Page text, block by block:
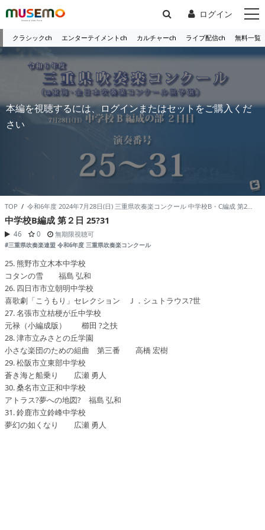
ログイン
クラシックch エンターテイメントch カルチャーch ライブ配信ch 無料一覧
本編を視聴するには、ログインまたはセットをご購入くだ
さい
TOP /
中学校B編成 第２日 25?31
46 0 無期限視聴可
#三重県吹奏楽連盟 令和6年度 三重県吹奏楽コンクール
25. 熊野市立木本中学校
コタンの雪 福島 弘和
26. 四日市市立朝明中学校
喜歌劇「こうもり」セレクション Ｊ．シュトラウス?世
27. 名張市立桔梗が丘中学校
元禄（小編成版） 櫛田 ?之扶
28. 津市立みさとの丘学園
小さな楽団のための組曲 第三番 高橋 宏樹
29. 松阪市立東部中学校
蒼き海と船乗り 広瀬 勇人
30. 桑名市立正和中学校
アトラス?夢への地図? 福島 弘和
31. 鈴鹿市立鈴峰中学校
夢幻の如くなり 広瀬 勇人